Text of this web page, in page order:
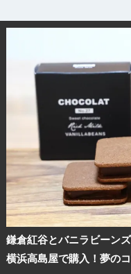
鎌倉紅谷とバニラビーン
横浜高島屋で購入！夢の
ランキング
ブログ記事
サイトについて